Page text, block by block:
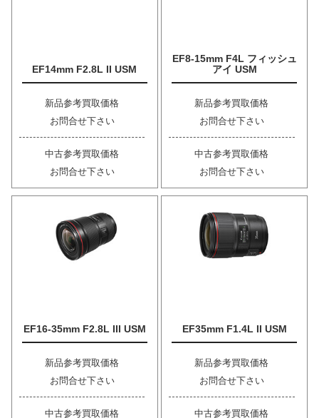
EF14mm F2.8L II USM
新品参考買取価格
お問合せ下さい
中古参考買取価格
お問合せ下さい
EF8-15mm F4L フィッシュ
アイ USM
新品参考買取価格
お問合せ下さい
中古参考買取価格
お問合せ下さい
EF16-35mm F2.8L III USM
新品参考買取価格
お問合せ下さい
中古参考買取価格
EF35mm F1.4L II USM
新品参考買取価格
お問合せ下さい
中古参考買取価格